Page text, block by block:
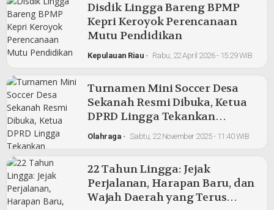
Disdik Lingga Bareng BPMP
Kepri Keroyok Perencanaan
Mutu Pendidikan
Kepulauan Riau • Rabu, 22 April 2026 - 15:29 WIB
Turnamen Mini Soccer Desa
Sekanah Resmi Dibuka, Ketua
DPRD Lingga Tekankan
Pentingnya Pembinaan Atlet
Muda
Olahraga • Sabtu, 22 November 2025 - 11:40 WIB
22 Tahun Lingga: Jejak
Perjalanan, Harapan Baru, dan
Wajah Daerah yang Terus